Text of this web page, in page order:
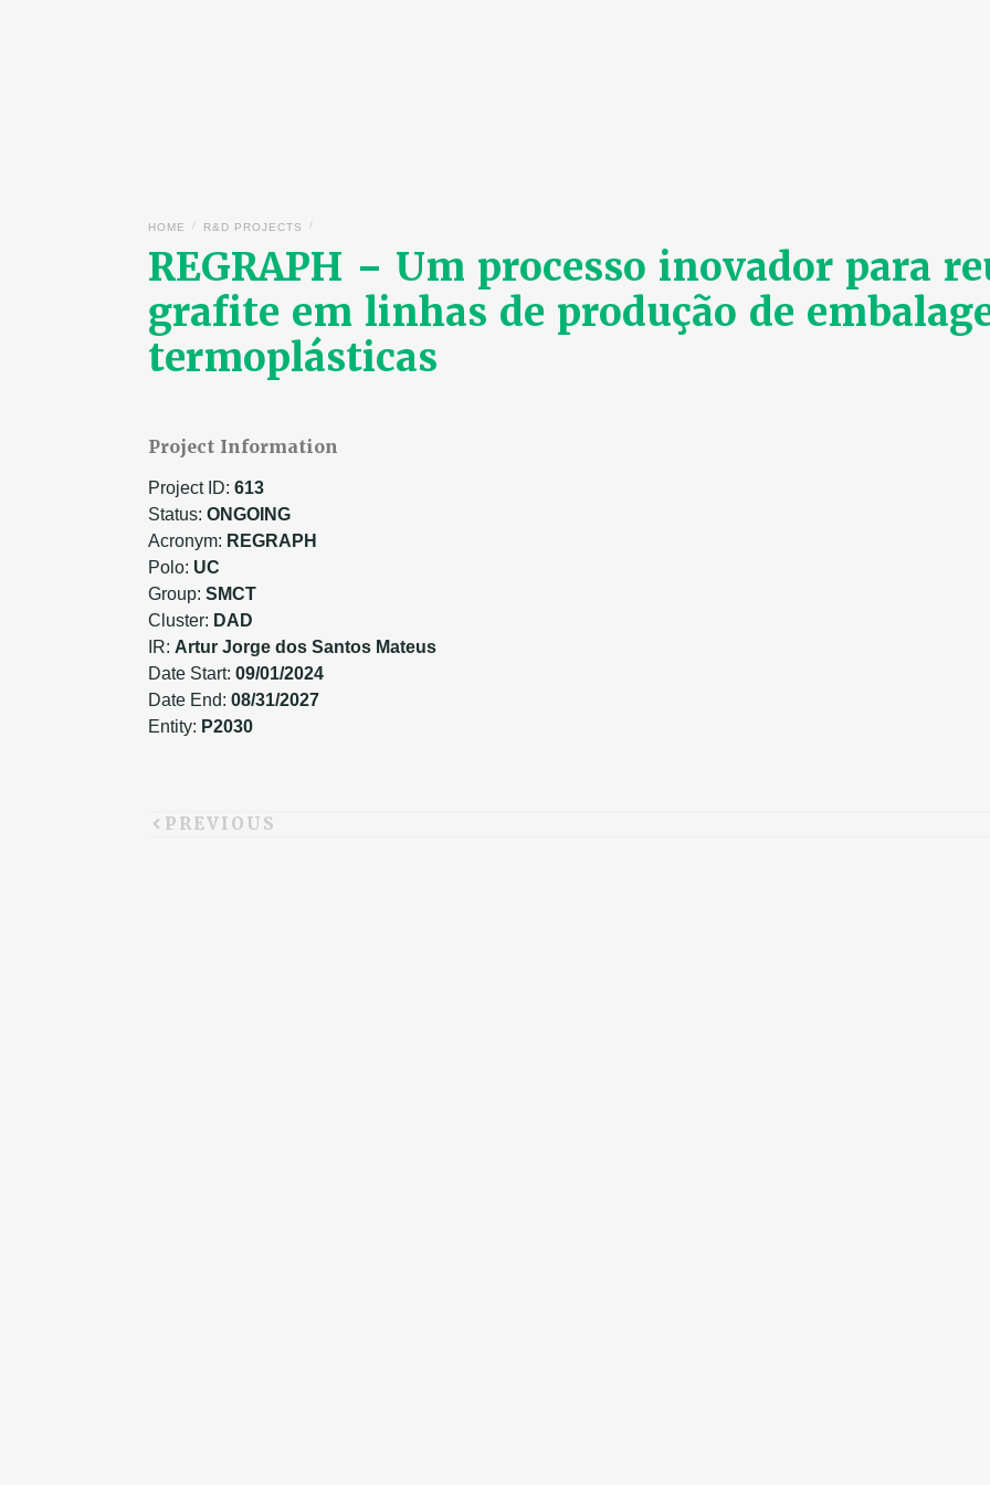
REGRAPH – Um processo inovador para
grafite em linhas de produção de
termoplásticas
HOME / R&D PROJECTS /
Project Information
Project ID:613
Status:ONGOING
Acronym: REGRAPH
Polo: UC
Group:SMCT
Cluster: DAD
IR: Artur Jorge dos Santos Mateus
Date Start:09/01/2024
Date End:08/31/2027
Entity: P2030
PREVIOUS